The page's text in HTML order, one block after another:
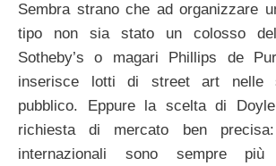
Sembra strano che ad organizzare
tipo non sia stato un colosso
Sotheby’s o magari Phillips de
inserisce lotti di street art nelle
pubblico. Eppure la scelta di
richiesta di mercato ben
internazionali sono sempre